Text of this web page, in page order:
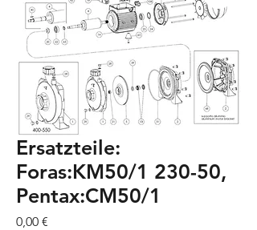
Ersatzteile:
Foras:KM50/1 230-50,
Pentax:CM50/1
0,00 €